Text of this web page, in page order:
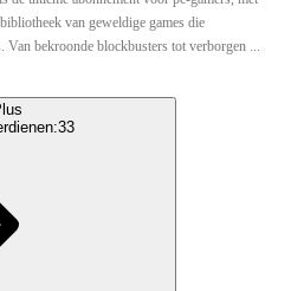
van geweldige games die
bekroonde blockbusters tot verborgen ...
33